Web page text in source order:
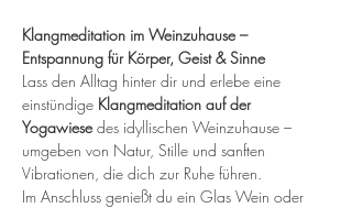
Klangmeditation im Weinzuhause –
Entspannung für Körper, Geist & Sinne
Lass den Alltag hinter dir und erlebe eine
einstündige Klangmeditation auf der
Yogawiese des idyllischen Weinzuhause –
umgeben von Natur, Stille und sanften
Vibrationen, die dich zur Ruhe führen.
Im Anschluss genießt du ein Glas Wein oder